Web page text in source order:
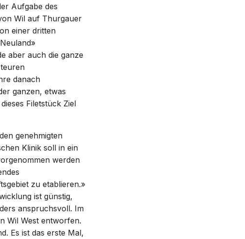
Aufgabe des
Wil auf Thurgauer
einer dritten
aber auch die ganze
danach
ganzen, etwas
Filetstück Ziel
genehmigten
Klinik soll in ein
werden
zu etablieren.»
ist günstig,
anspruchsvoll. Im
Wil West entworfen.
Es ist das erste Mal,